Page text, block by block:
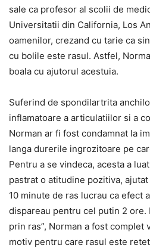
sale ca profesor al scolii de
Universitatii din California, Los
oamenilor, crezand cu tarie ca
cu bolile este rasul. Astfel,
boala cu ajutorul acestuia.
Suferind de spondilartrita
inflamatoare a articulatiilor si a
Norman ar fi fost condamnat la
langa durerile ingrozitoare pe
Pentru a se vindeca, acesta a
pastrat o atitudine pozitiva,
10 minute de ras lucrau ca efect
dispareau pentru cel putin 2 ore.
prin ras”, Norman a fost complet
motiv pentru care rasul este